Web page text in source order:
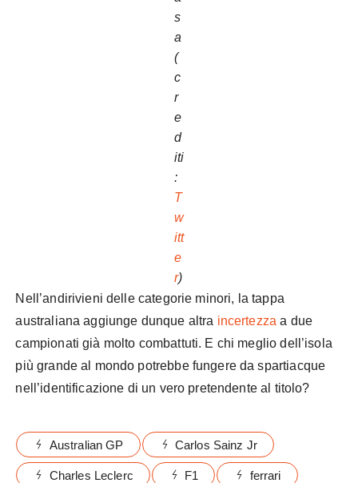
s
a
(
c
r
e
d
iti
:
T
w
itt
e
r)
Nell’andirivieni delle categorie minori, la tappa
australiana aggiunge dunque altra incertezza a due
campionati già molto combattuti. E chi meglio dell’isola
più grande al mondo potrebbe fungere da spartiacque
nell’identificazione di un vero pretendente al titolo?
Australian GP Carlos Sainz Jr
Charles Leclerc F1 ferrari